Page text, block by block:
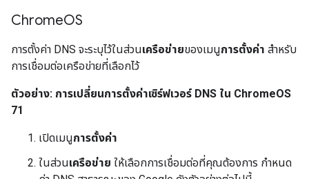
ChromeOS
การตั้งค่า DNS จะระบุไว้ในส่วนเครือข่ายของเมนูการตั้งค่า สำหรับ
การเชื่อมต่อเครือข่ายที่เลือกไว้
ตัวอย่าง: การเปลี่ยนการตั้งค่าเซิร์ฟเวอร์ DNS ใน ChromeOS
71
เปิดเมนูการตั้งค่า
ในส่วนเครือข่าย ให้เลือกการเชื่อมต่อที่คุณต้องการ กำหนด